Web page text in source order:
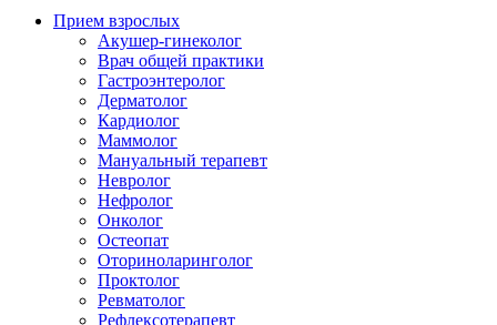
Прием взрослых
Акушер-гинеколог
Врач общей практики
Гастроэнтеролог
Дерматолог
Кардиолог
Маммолог
Мануальный терапевт
Невролог
Нефролог
Онколог
Остеопат
Оториноларинголог
Проктолог
Ревматолог
Рефлексотерапевт